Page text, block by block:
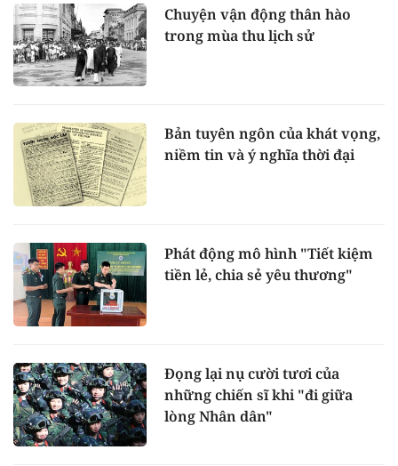
Chuyện vận động thân hào
trong mùa thu lịch sử
Bản tuyên ngôn của khát vọng,
niềm tin và ý nghĩa thời đại
Phát động mô hình "Tiết kiệm
tiền lẻ, chia sẻ yêu thương"
Đọng lại nụ cười tươi của
những chiến sĩ khi "đi giữa
lòng Nhân dân"